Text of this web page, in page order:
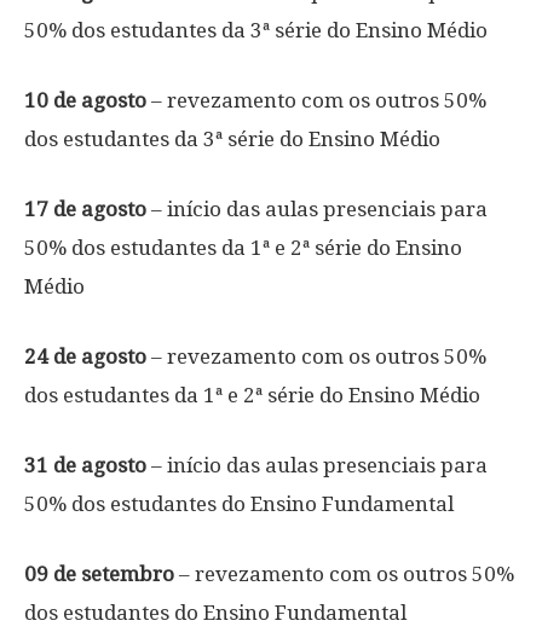
50% dos estudantes da 3ª série do Ensino Médio
10 de agosto – revezamento com os outros 50%
dos estudantes da 3ª série do Ensino Médio
17 de agosto – início das aulas presenciais para
50% dos estudantes da 1ª e 2ª série do Ensino
Médio
24 de agosto – revezamento com os outros 50%
dos estudantes da 1ª e 2ª série do Ensino Médio
31 de agosto – início das aulas presenciais para
50% dos estudantes do Ensino Fundamental
09 de setembro – revezamento com os outros 50%
dos estudantes do Ensino Fundamental